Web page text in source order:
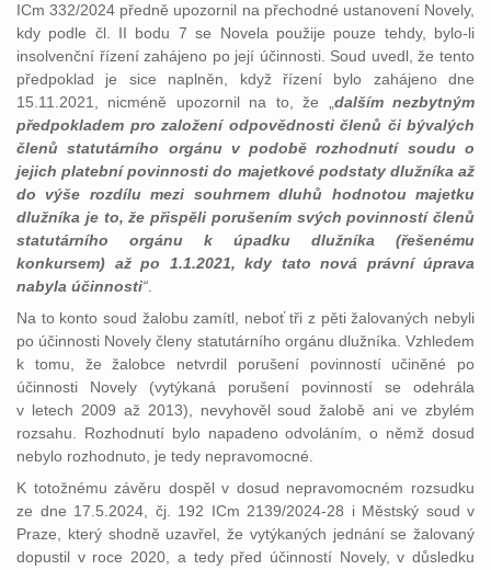
ICm 332/2024 předně upozornil na přechodné ustanovení Novely,
kdy podle čl. II bodu 7 se Novela použije pouze tehdy, bylo-li
insolvenční řízení zahájeno po její účinnosti. Soud uvedl, že tento
předpoklad je sice naplněn, když řízení bylo zahájeno dne
15.11.2021, nicméně upozornil na to, že „ dalším nezbytným
předpokladem pro založení odpovědnosti členů či bývalých
členů statutárního orgánu v podobě rozhodnutí soudu o
jejich platební povinnosti do majetkové podstaty dlužníka až
do výše rozdílu mezi souhrnem dluhů hodnotou majetku
dlužníka je to, že přispěli porušením svých povinností členů
statutárního orgánu k úpadku dlužníka (řešenému
konkursem) až po 1.1.2021, kdy tato nová právní úprava
nabyla účinnosti“
Na to konto soud žalobu zamítl, neboť tři z pěti žalovaných nebyli
po účinnosti Novely členy statutárního orgánu dlužníka. Vzhledem
k tomu, že žalobce netvrdil porušení povinností učiněné po
účinnosti Novely (vytýkaná porušení povinností se odehrála
v letech 2009 až 2013), nevyhověl soud žalobě ani ve zbylém
rozsahu. Rozhodnutí bylo napadeno odvoláním, o němž dosud
nebylo rozhodnuto, je tedy nepravomocné.
K totožnému závěru dospěl v dosud nepravomocném rozsudku
ze dne 17.5.2024, čj. 192 ICm 2139/2024-28 i Městský soud v
Praze, který shodně uzavřel, že vytýkaných jednání se žalovaný
dopustil v roce 2020, a tedy před účinností Novely, v důsledku